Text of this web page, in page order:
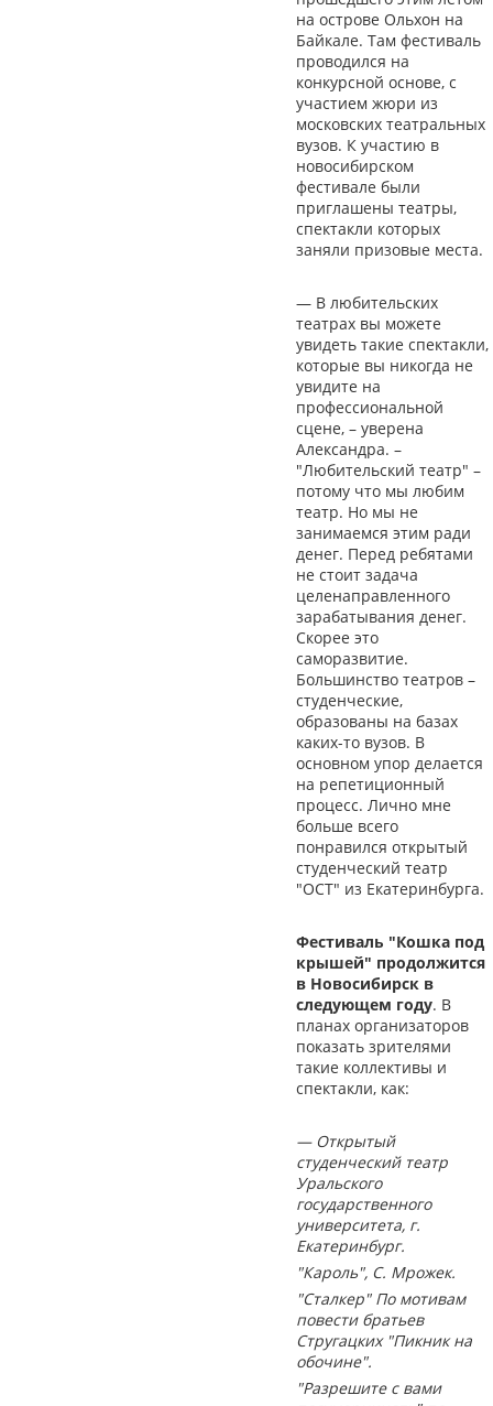
на острове Ольхон на
Байкале. Там фестиваль
проводился на
конкурсной основе, с
участием жюри из
московских театральных
вузов. К участию в
новосибирском
фестивале были
приглашены театры,
спектакли которых
заняли призовые места.
— В любительских
театрах вы можете
увидеть такие спектакли,
которые вы никогда не
увидите на
профессиональной
сцене, – уверена
Александра. –
"Любительский театр" –
потому что мы любим
театр. Но мы не
занимаемся этим ради
денег. Перед ребятами
не стоит задача
целенаправленного
зарабатывания денег.
Скорее это
саморазвитие.
Большинство театров –
студенческие,
образованы на базах
каких-то вузов. В
основном упор делается
на репетиционный
процесс. Лично мне
больше всего
понравился открытый
студенческий театр
"ОСТ" из Екатеринбурга.
Фестиваль "Кошка под
крышей" продолжится
в Новосибирск в
следующем году. В
планах организаторов
показать зрителями
такие коллективы и
спектакли, как:
— Открытый
студенческий театр
Уральского
государственного
университета, г.
Екатеринбург.
"Кароль", С. Мрожек.
"Сталкер" По мотивам
повести братьев
Стругацких "Пикник на
обочине".
"Разрешите с вами